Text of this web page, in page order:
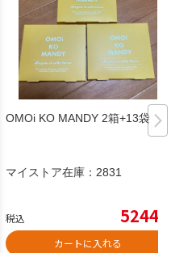
OMOi KO MANDY 2箱+13袋
マイストア在庫： 2831
税込 5244
カートに入れる